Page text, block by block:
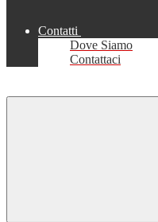
Contatti
Dove Siamo
Contattaci